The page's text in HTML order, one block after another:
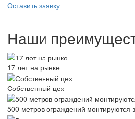
Оставить заявку
Наши
17 лет на рынке
Собственный цех
500 метров ограждений монтируются